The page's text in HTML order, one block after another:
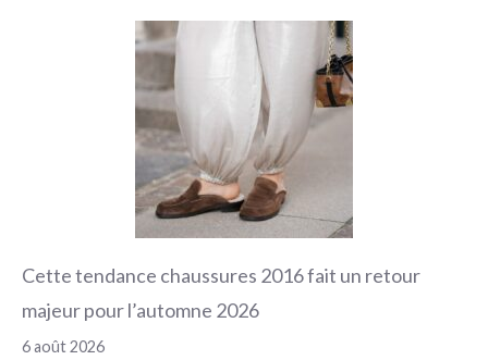
Cette tendance chaussures 2016 fait un retour
majeur pour l’automne 2026
6 août 2026